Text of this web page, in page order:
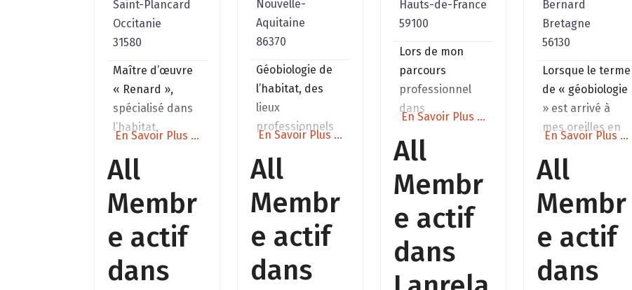
Saint-Plancard
Occitanie
31580
Maître d’œuvre
« Renard »,
spécialisé dans
l’habitat
patrimoine
ancien /
MH;Géobiologue
professionnel
depuis 1993. «
Nous n’arrivons
pas sur un lieu
En Savoir Plus ...
All
Membr
e actif
dans
Nouvelle-
Aquitaine
86370
Géobiologie de
l’habitat, des
lieux
professionnels
thérapeute;
exploitation
agricole,
restaurants,
…)Approche
centrée sur vos
besoins.
En Savoir Plus ...
All
Membr
e actif
dans
Hauts-de-France
59100
Lors de mon
parcours
professionnel
dans
d’intérieur, j’ai
très tôt pris
conscience que
la qualité d’un
lieu ne se limite
pas à son
esthétique, mais
réside dans son
En Savoir Plus ...
All
Membr
e actif
dans
Bernard
Bretagne
56130
Lorsque le terme
de « géobiologie
» est arrivé à
mes oreilles en
comme une
porte qui
doucement allait
grandir vers un
monde par
lequel j’étais
En Savoir Plus ...
All
Membr
e actif
dans